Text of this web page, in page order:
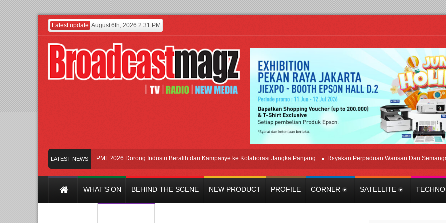
Latest update August 6th, 2026 2:31 PM
LATEST NEWS
Ungkit-Ungkit” APMF 2026 Dorong Industri Beralih dari Kampanye ke Kolaborasi Jangka Panjang Rayakan Perpaduan Warisan Dan Semangat
WHAT’S ON BEHIND THE SCENE NEW PRODUCT PROFILE CORNER SATELLITE TECHNO